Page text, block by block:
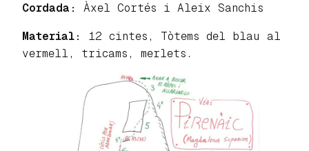
Cordada: Àxel Cortés i Aleix Sanchis
Material:
12 cintes, Tòtems del blau al
vermell, tricams, merlets.